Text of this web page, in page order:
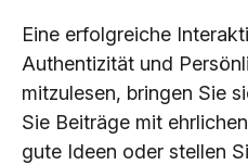
Eine erfolgreiche
Authentizität und
mitzulesen, bringen Sie
Sie Beiträge mit
gute Ideen oder stellen